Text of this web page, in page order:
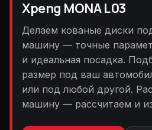
Xpeng MONA L03
Делаем кованые диски
машину — точные
и идеальная посадка.
размер под ваш
или под любой другой.
машину — рассчитаем и